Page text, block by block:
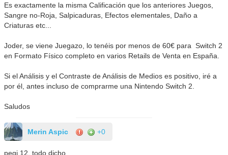
Es exactamente la misma Calificación que los anteriores Juegos,
Sangre no-Roja, Salpicaduras, Efectos elementales, Daño a
Criaturas etc...
Joder, se viene Juegazo, lo tenéis por menos de 60€ para Switch 2
en Formato Físico completo en varios Retails de Venta en España.
Si el Análisis y el Contraste de Análisis de Medios es positivo, iré a
por él, antes incluso de comprarme una Nintendo Switch 2.
Saludos
Merin Aspic +0
pegi 12, todo dicho